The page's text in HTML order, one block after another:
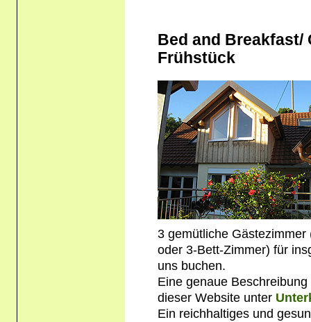
Bed and Breakfast/
Frühstück
3 gemütliche
oder 3-Bett-Zimmer) für
uns buchen.
Eine genaue
dieser Website unter
Ein reichhaltiges und